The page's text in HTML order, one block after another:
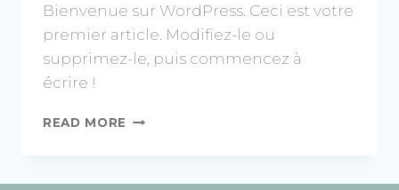
Bienvenue sur WordPress. Ceci est votre
premier article. Modifiez-le ou
supprimez-le, puis commencez à
écrire !
READ MORE